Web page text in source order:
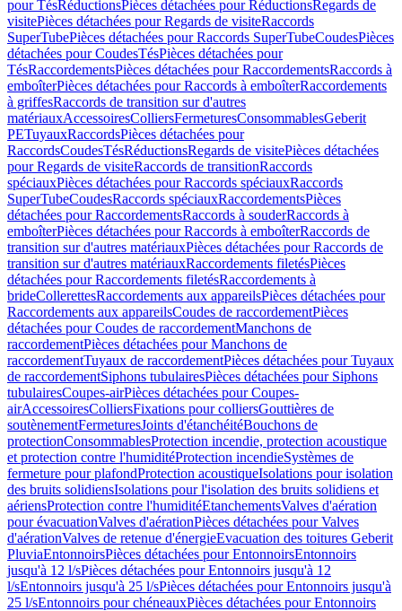
pour TésRéductionsPièces détachées pour RéductionsRegards de
visitePièces détachées pour Regards de visiteRaccords
SuperTubePièces détachées pour Raccords SuperTubeCoudesPièces
détachées pour CoudesTésPièces détachées pour
TésRaccordementsPièces détachées pour RaccordementsRaccords à
emboîterPièces détachées pour Raccords à emboîterRaccordements
à griffesRaccords de transition sur d'autres
matériauxAccessoiresColliersFermeturesConsommablesGeberit
PETuyauxRaccordsPièces détachées pour
RaccordsCoudesTésRéductionsRegards de visitePièces détachées
pour Regards de visiteRaccords de transitionRaccords
spéciauxPièces détachées pour Raccords spéciauxRaccords
SuperTubeCoudesRaccords spéciauxRaccordementsPièces
détachées pour RaccordementsRaccords à souderRaccords à
emboîterPièces détachées pour Raccords à emboîterRaccords de
transition sur d'autres matériauxPièces détachées pour Raccords de
transition sur d'autres matériauxRaccordements filetésPièces
détachées pour Raccordements filetésRaccordements à
brideCollerettesRaccordements aux appareilsPièces détachées pour
Raccordements aux appareilsCoudes de raccordementPièces
détachées pour Coudes de raccordementManchons de
raccordementPièces détachées pour Manchons de
raccordementTuyaux de raccordementPièces détachées pour Tuyaux
de raccordementSiphons tubulairesPièces détachées pour Siphons
tubulairesCoupes-airPièces détachées pour Coupes-
airAccessoiresColliersFixations pour colliersGouttières de
soutènementFermeturesJoints d'étanchéitéBouchons de
protectionConsommablesProtection incendie, protection acoustique
et protection contre l'humiditéProtection incendieSystèmes de
fermeture pour plafondProtection acoustiqueIsolations pour isolation
des bruits solidiensIsolations pour l'isolation des bruits solidiens et
aériensProtection contre l'humiditéEtanchementsValves d'aération
pour évacuationValves d'aérationPièces détachées pour Valves
d'aérationValves de retenue d'énergieEvacuation des toitures Geberit
PluviaEntonnoirsPièces détachées pour EntonnoirsEntonnoirs
jusqu'à 12 l/sPièces détachées pour Entonnoirs jusqu'à 12
l/sEntonnoirs jusqu'à 25 l/sPièces détachées pour Entonnoirs jusqu'à
25 l/sEntonnoirs pour chéneauxPièces détachées pour Entonnoirs